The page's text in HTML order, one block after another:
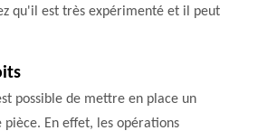
qu'il est très expérimenté et il peut
possible de mettre en place un
En effet, les opérations